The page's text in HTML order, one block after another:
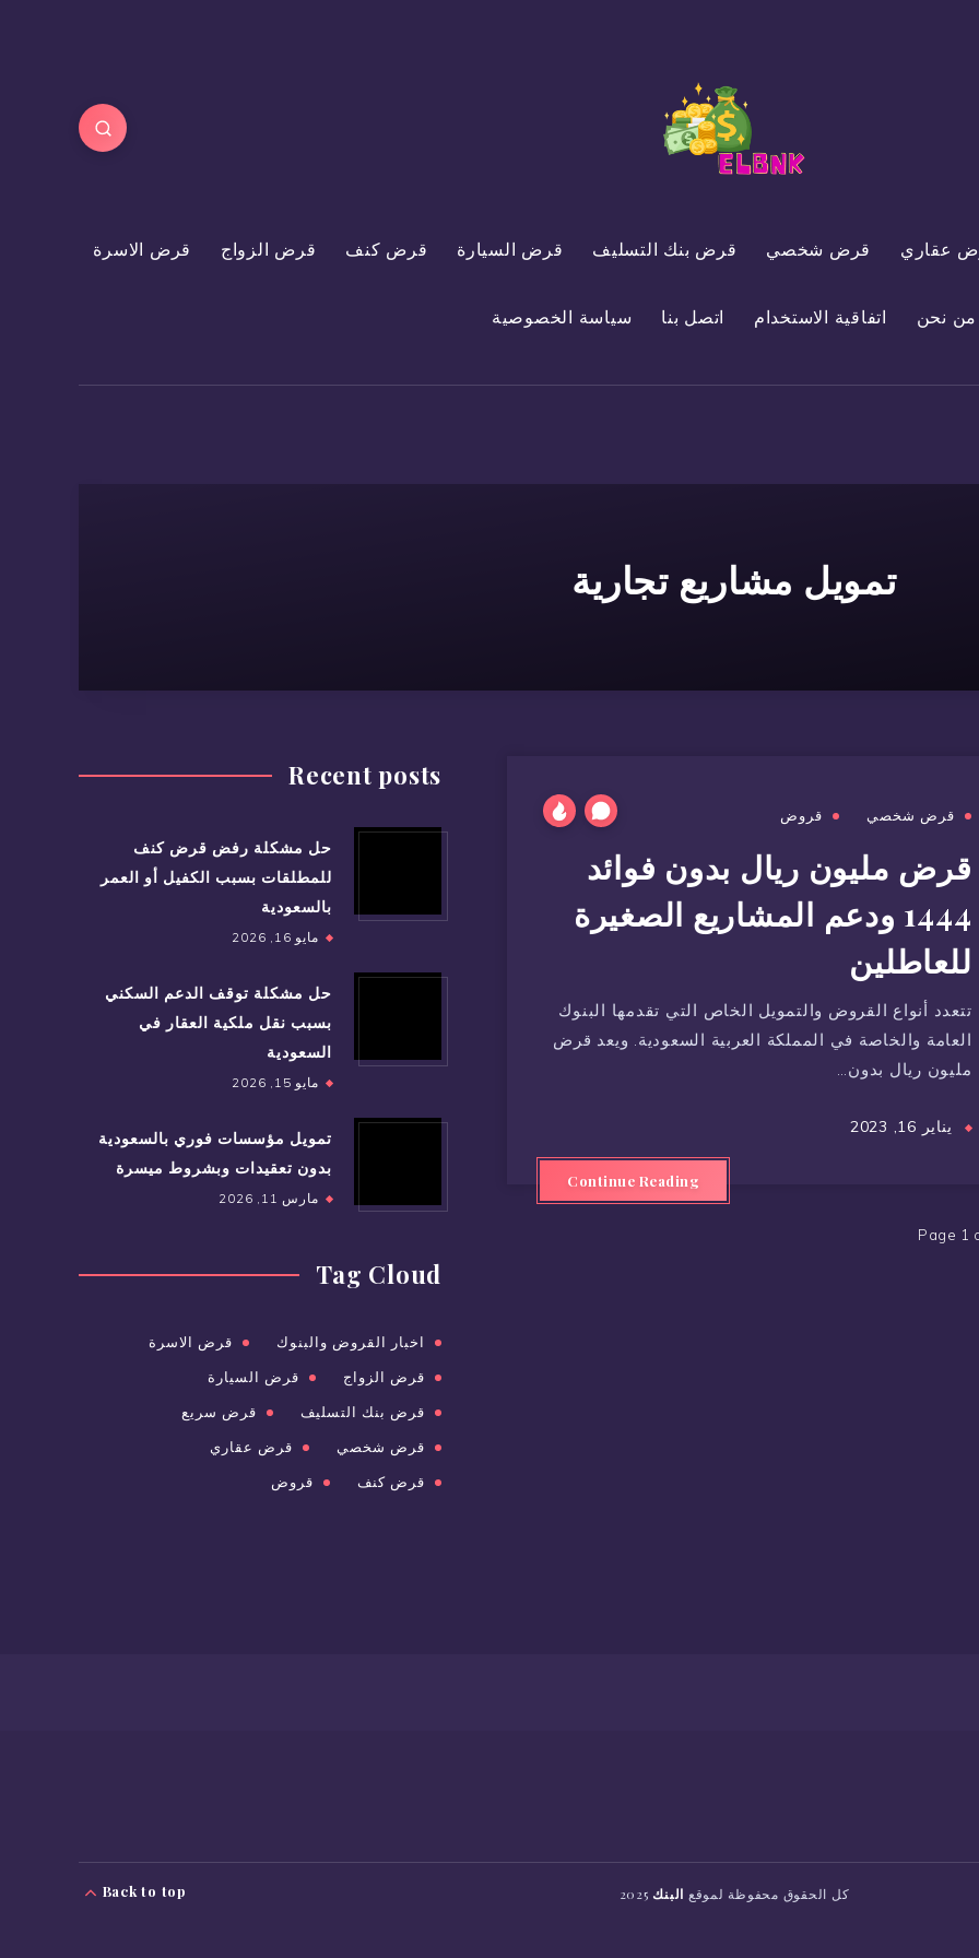
عقاري قرض شخصي قرض بنك التسليف قرض السيارة قرض كنف قرض الزواج قرض الاسرة
من نحن اتفاقية الاستخدام اتصل بنا سياسة الخصوصية
تمويل مشاريع تجارية
قرض شخصي قروض
قرض مليون ريال بدون فوائد
1444 ودعم المشاريع الصغيرة
للعاطلين
تتعدد أنواع القروض والتمويل الخاص التي تقدمها البنوك
العامة والخاصة في المملكة العربية السعودية. ويعد قرض
مليون ريال بدون…
يناير 16, 2023
Continue Reading
Page 1
Recent posts
حل مشكلة رفض قرض كنف
للمطلقات بسبب الكفيل أو العمر
بالسعودية
مايو 16, 2026
حل مشكلة توقف الدعم السكني
بسبب نقل ملكية العقار في
السعودية
مايو 15, 2026
تمويل مؤسسات فوري بالسعودية
بدون تعقيدات وبشروط ميسرة
مارس 11, 2026
Tag Cloud
اخبار القروض والبنوك
قرض الاسرة
قرض الزواج
قرض السيارة
قرض بنك التسليف
قرض سريع
قرض شخصي
قرض عقاري
قرض كنف
قروض
كل الحقوق محفوظة لموقع البنك Back to top